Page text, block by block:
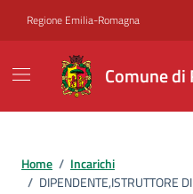
Regione Emilia-Romagna
Comune di
Home / Incarichi
/ DIPENDENTE,ISTRUTTORE